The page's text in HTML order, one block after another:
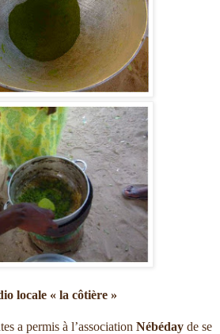
locale « la côtière »
a permis à l’association Nébéday de se